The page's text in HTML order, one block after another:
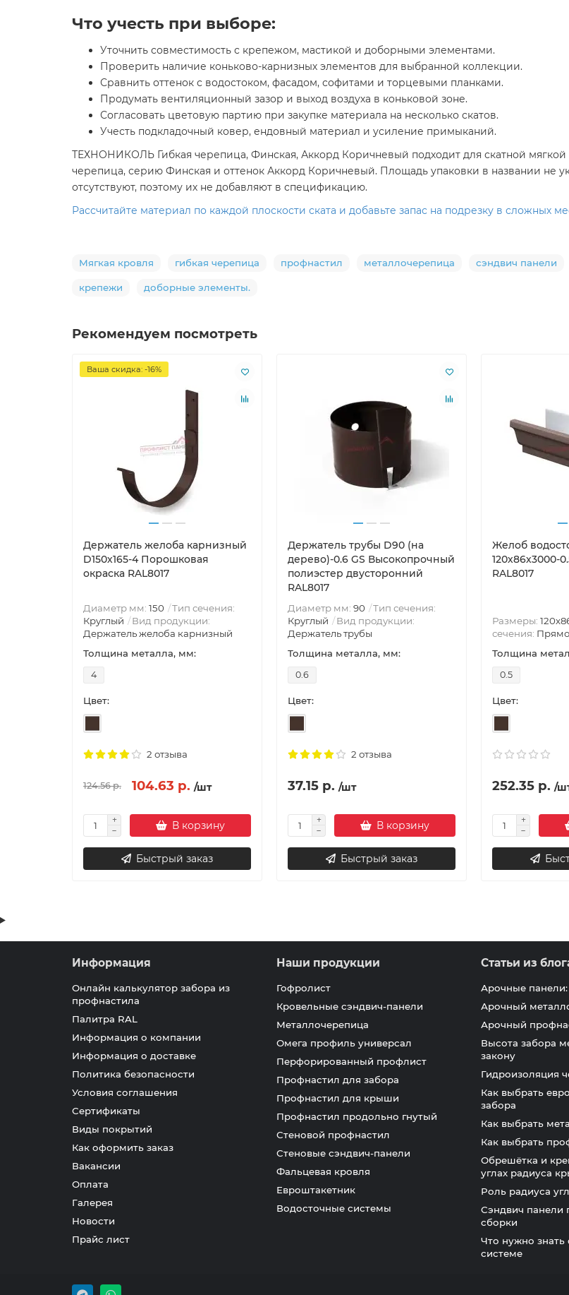
Что учесть при выборе:
Уточнить совместимость с крепежом, мастикой и доборными элементами.
Проверить наличие коньково-карнизных элементов для выбранной коллекции.
Сравнить оттенок с водостоком, фасадом, софитами и торцевыми планками.
Продумать вентиляционный зазор и выход воздуха в коньковой зоне.
Согласовать цветовую партию при закупке материала на несколько скатов.
Учесть подкладочный ковер, ендовный материал и усиление примыканий.
ТЕХНОНИКОЛЬ Гибкая черепица, Финская, Аккорд Коричневый подходит для скатной мягкой
черепица, серию Финская и оттенок Аккорд Коричневый. Площадь упаковки в названии не
отсутствуют, поэтому их не добавляют в спецификацию.
Рассчитайте материал по каждой плоскости ската и добавьте запас на подрезку в сложных
Мягкая кровля гибкая черепица профнастил металлочерепица сэндвич панели
крепежи доборные элементы.
Рекомендуем посмотреть
Ваша скидка: -16%
Держатель желоба карнизный
D150х165-4 Порошковая
окраска RAL8017
Диаметр мм: 150
Тип сечения:
Круглый
Вид продукции:
Держатель желоба карнизный
Толщина металла, мм:
4
Цвет:
2 отзыва
124.56 р. 104.63 р. /шт
В корзину
Быстрый заказ
Держатель трубы D90 (на
дерево)-0.6 GS Высокопрочный
полиэстер двусторонний
RAL8017
Диаметр мм: 90
Тип сечения:
Круглый
Вид продукции:
Держатель трубы
Толщина металла, мм:
0.6
Цвет:
2 отзыва
37.15 р. /шт
В корзину
Быстрый заказ
Желоб
120х86х3000-
RAL8017
Размеры:
сечения:
Толщина
0.5
Цвет:
252.35 р. /
Информация
Онлайн калькулятор забора из
профнастила
Палитра RAL
Информация о компании
Информация о доставке
Политика безопасности
Условия соглашения
Сертификаты
Виды покрытий
Как оформить заказ
Вакансии
Оплата
Галерея
Новости
Прайс лист
Наши продукции
Гофролист
Кровельные сэндвич-панели
Металлочерепица
Омега профиль универсал
Перфорированный профлист
Профнастил для забора
Профнастил для крыши
Профнастил продольно гнутый
Стеновой профнастил
Стеновые сэндвич-панели
Фальцевая кровля
Евроштакетник
Водосточные системы
Статьи из
Арочные панели:
Арочный
Арочный
Высота забора
закону
Гидроизоляция
Как выбрать
забора
Как выбрать
Как выбрать
Обрешётка и
углах радиуса
Роль радиуса
Сэндвич панели
сборки
Что нужно знать
системе